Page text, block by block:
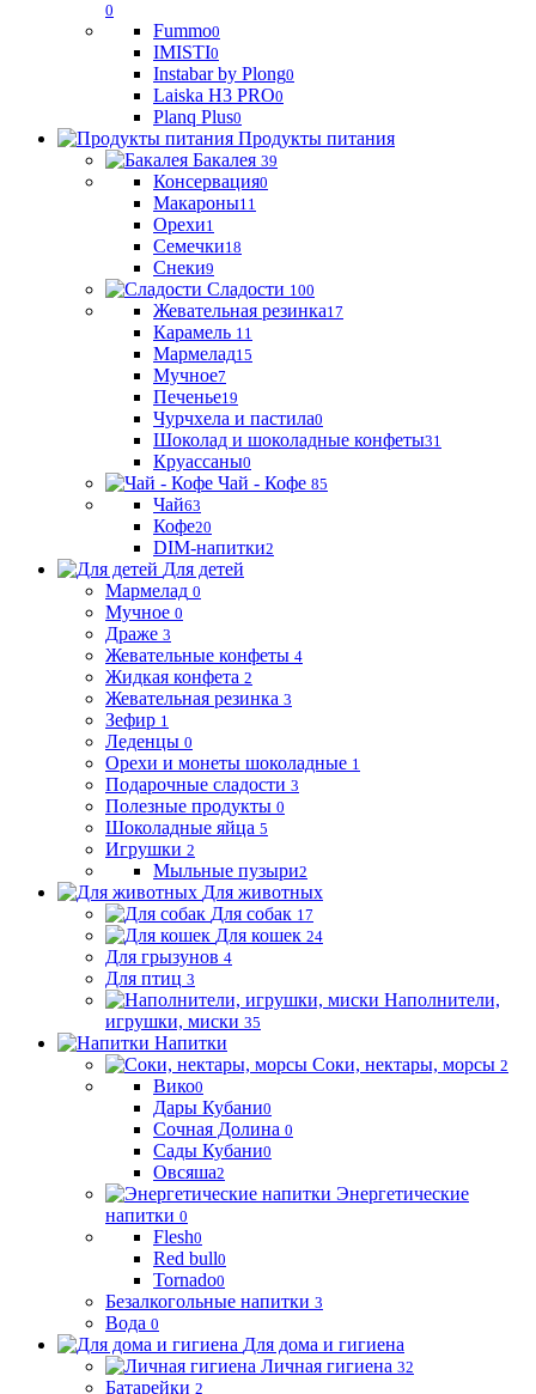
0
Fummo0
IMISTI0
Instabar by Plong0
Laiska H3 PRO0
Planq Plus0
Продукты питания
Бакалея 39
Консервация0
Макароны11
Орехи1
Семечки18
Снеки9
Сладости 100
Жевательная резинка17
Карамель 11
Мармелад15
Мучное7
Печенье19
Чурчхела и пастила0
Шоколад и шоколадные конфеты31
Круассаны0
Чай - Кофе 85
Чай63
Кофе20
DIM-напитки2
Для детей
Мармелад 0
Мучное 0
Драже 3
Жевательные конфеты 4
Жидкая конфета 2
Жевательная резинка 3
Зефир 1
Леденцы 0
Орехи и монеты шоколадные 1
Подарочные сладости 3
Полезные продукты 0
Шоколадные яйца 5
Игрушки 2
Мыльные пузыри2
Для животных
Для собак 17
Для кошек 24
Для грызунов 4
Для птиц 3
Наполнители,
игрушки, миски 35
Напитки
Соки, нектары, морсы 2
Вико0
Дары Кубани0
Сочная Долина 0
Сады Кубани0
Овсяша2
Энергетические
напитки 0
Flesh0
Red bull0
Tornado0
Безалкогольные напитки 3
Вода 0
Для дома и гигиена
Личная гигиена 32
Батарейки 2